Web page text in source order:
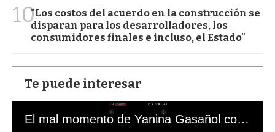
10"Los costos del acuerdo en la construcción se
disparan para los desarrolladores, los
consumidores finales e incluso, el Estado"
Te puede interesar
El mal momento de Yanina Gasañol con un hincha argentino en "Subrayado"